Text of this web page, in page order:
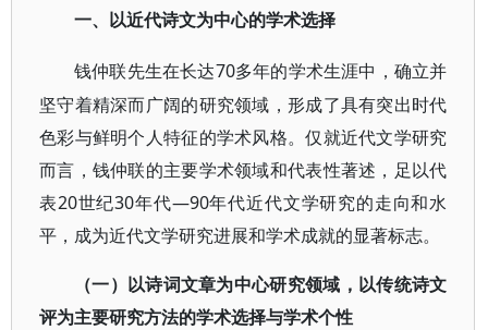
一、以近代诗文为中心的学术选择
钱仲联先生在长达70多年的学术生涯中，确立并
坚守着精深而广阔的研究领域，形成了具有突出时代
色彩与鲜明个人特征的学术风格。仅就近代文学研究
而言，钱仲联的主要学术领域和代表性著述，足以代
表20世纪30年代—90年代近代文学研究的走向和水
平，成为近代文学研究进展和学术成就的显著标志。
（一）以诗词文章为中心研究领域，以传统诗文
评为主要研究方法的学术选择与学术个性